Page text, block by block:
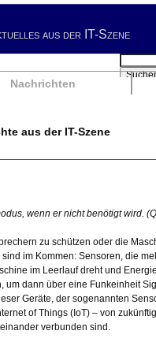
aus der IT-Szene
Nachrichten
aus der IT-Szene
wenn er nicht benötigt wird.
zu schützen oder die
im Kommen: Sensoren, die
im Leerlauf dreht und
dann über eine Funkeinheit
Geräte, der sogenannten
of Things (IoT) – von
verbunden sind.